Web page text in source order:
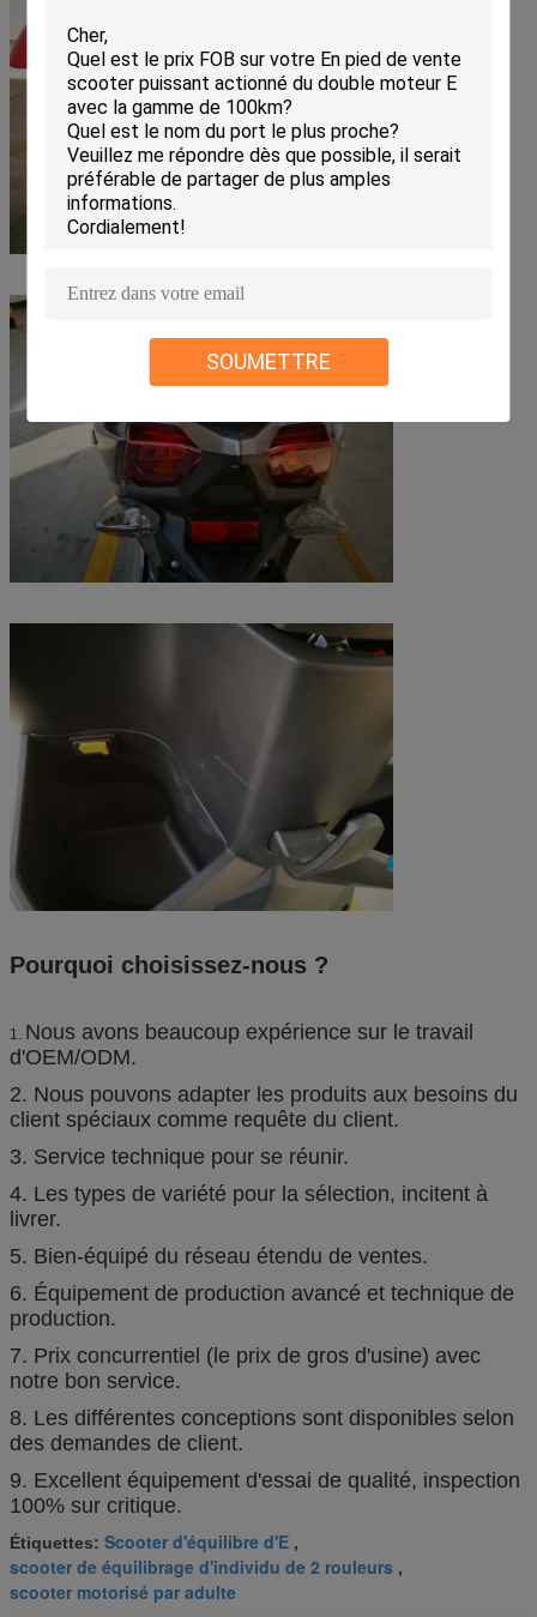
SOUMETTRE
Pourquoi choisissez-nous ?
1. Nous avons beaucoup expérience sur le travail
d'OEM/ODM.
2. Nous pouvons adapter les produits aux besoins du
client spéciaux comme requête du client.
3. Service technique pour se réunir.
4. Les types de variété pour la sélection, incitent à
livrer.
5. Bien-équipé du réseau étendu de ventes.
6. Équipement de production avancé et technique de
production.
7. Prix concurrentiel (le prix de gros d'usine) avec
notre bon service.
8. Les différentes conceptions sont disponibles selon
des demandes de client.
9. Excellent équipement d'essai de qualité, inspection
100% sur critique.
Étiquettes: Scooter d'équilibre d'E ,
scooter de équilibrage d'individu de 2 rouleurs ,
scooter motorisé par adulte